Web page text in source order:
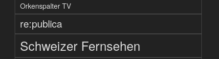
Orkenspalter TV
re:publica
Schweizer Fernsehen